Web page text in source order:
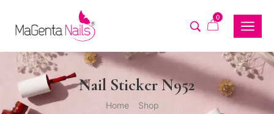
0
Nail Sticker N952
Home Shop